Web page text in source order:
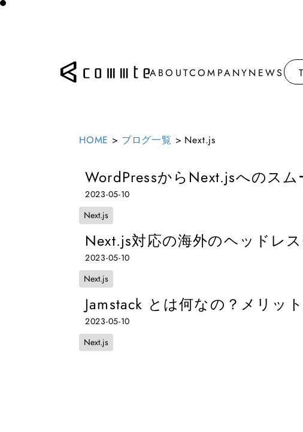
ABOUTCOMPANYNEWS
HOME > ブログ一覧 > Next.js
WordPressからNext.jsへのス
2023-05-10
Next.js
Next.js対応の海外のヘッドレ
2023-05-10
Next.js
Jamstack とは何なの？メリッ
2023-05-10
Next.js